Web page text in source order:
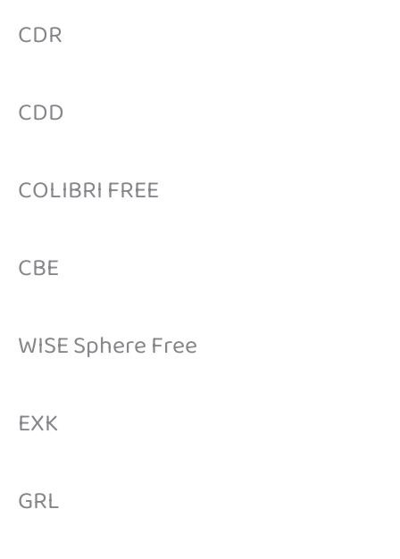
CDR
CDD
COLIBRI FREE
CBE
WISE Sphere Free
EXK
GRL